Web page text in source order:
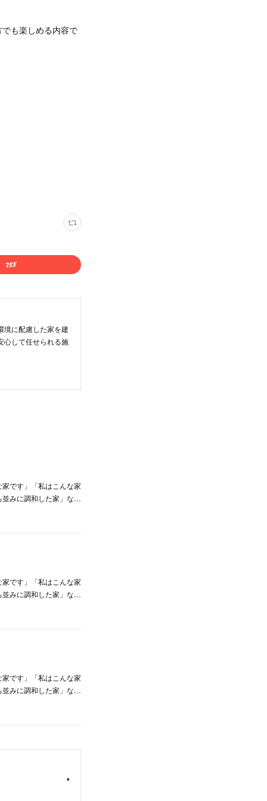
も楽しめる内容で
境に配慮した家を建
心して任せられる施
です」「私はこんな家
並みに調和した家」な…
です」「私はこんな家
並みに調和した家」な…
です」「私はこんな家
並みに調和した家」な…